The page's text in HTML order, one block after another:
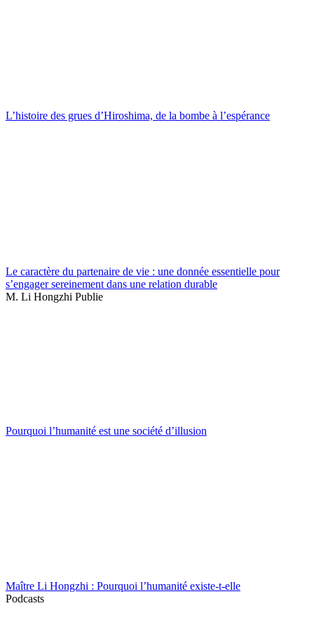
L’histoire des grues d’Hiroshima, de la bombe à l’espérance
Le caractère du partenaire de vie : une donnée essentielle pour
s’engager sereinement dans une relation durable
M. Li Hongzhi Publie
Pourquoi l’humanité est une société d’illusion
Maître Li Hongzhi : Pourquoi l’humanité existe-t-elle
Podcasts